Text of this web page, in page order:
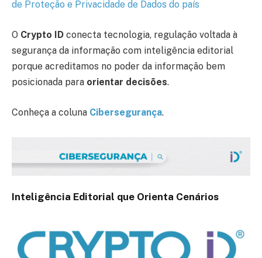
de Proteção e Privacidade de Dados do país
O Crypto ID conecta tecnologia, regulação voltada à
segurança da informação com inteligência editorial
porque acreditamos no poder da informação bem
posicionada para orientar decisões.
Conheça a coluna Cibersegurança.
Inteligência Editorial que Orienta Cenários